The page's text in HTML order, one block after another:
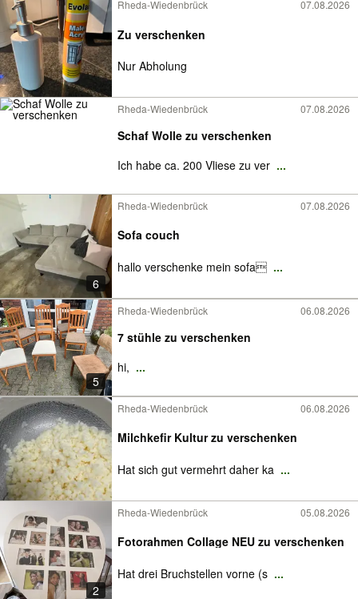
Rheda-Wiedenbrück 07.08.2026
Zu verschenken
Nur Abholung
Rheda-Wiedenbrück 07.08.2026
Schaf Wolle zu verschenken
Ich habe ca. 200 Vliese zu ver ...
6
Rheda-Wiedenbrück 07.08.2026
Sofa couch
hallo verschenke mein sofa ...
5
Rheda-Wiedenbrück 06.08.2026
7 stühle zu verschenken
hi, ...
Rheda-Wiedenbrück 06.08.2026
Milchkefir Kultur zu verschenken
Hat sich gut vermehrt daher ka ...
2
Rheda-Wiedenbrück 05.08.2026
Fotorahmen Collage NEU zu verschenken
Hat drei Bruchstellen vorne (s ...